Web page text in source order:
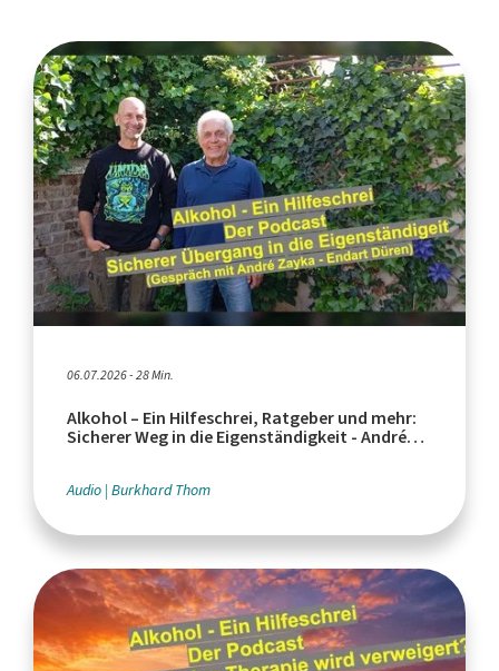
06.07.2026 - 28 Min.
Alkohol – Ein Hilfeschrei, Ratgeber und mehr:
Sicherer Weg in die Eigenständigkeit - André
Audio Burkhard Thom